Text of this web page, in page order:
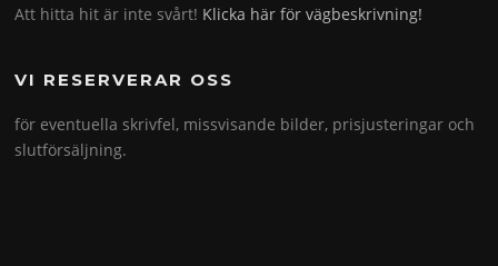
Att hitta hit är inte svårt! Klicka här för vägbeskrivning!
VI RESERVERAR OSS
för eventuella skrivfel, missvisande bilder, prisjusteringar och
slutförsäljning.